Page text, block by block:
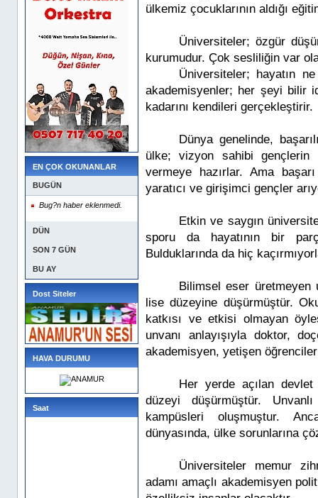
EN ÇOK OKUNANLAR
BUGÜN
Bug?n haber eklenmedi.
DÜN
SON 7 GÜN
BU AY
Dost Siteler
HAVA DURUMU
Saat
ülkemiz çocuklarının aldığı
Üniversiteler; özgür
kurumudur. Çok sesliliğin var
Üniversiteler; hayatın
akademisyenler; her şeyi bilir
kadarını kendileri gerçekleştirir.
Dünya genelinde,
ülke; vizyon sahibi gençlerin
vermeye hazırlar. Ama
yaratıcı ve girişimci gençler
Etkin ve saygın
sporu da hayatının bir
Bulduklarında da hiç
Bilimsel eser üretmeyen
lise düzeyine düşürmüştür.
katkısı ve etkisi olmayan
unvanı anlayışıyla doktor,
akademisyen, yetişen
Her yerde açılan
düzeyi düşürmüştür.
kampüsleri oluşmuştur.
dünyasında, ülke sorunlarına
Üniversiteler memur
adamı amaçlı akademisyen